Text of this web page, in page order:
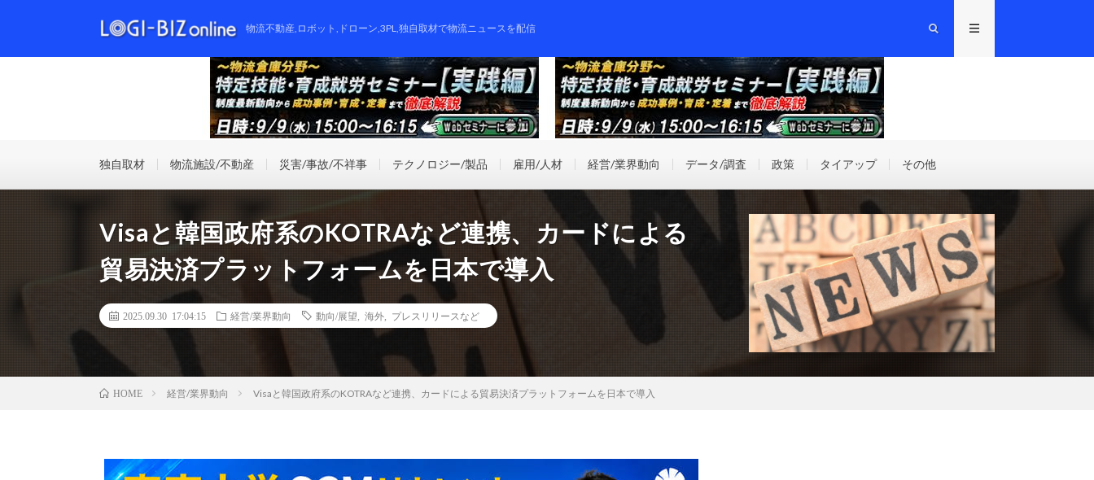
物流不動産,ロボット,ドローン,3PL,独自取材で物流ニュースを配信
独自取材 物流施設/不動産 災害/事故/不祥事 テクノロジー/製品 雇用/人材 経営/業界動向 データ/調査 政策 タイアップ その他
Visaと韓国政府系のKOTRAなど連携、カードによる
貿易決済プラットフォームを日本で導入
2025.09.30 17:04:15 経営/業界動向 動向/展望 海外 プレスリリースなど
HOME 経営/業界動向 Visaと韓国政府系のKOTRAなど連携、カードによる貿易決済プラットフォームを日本で導入